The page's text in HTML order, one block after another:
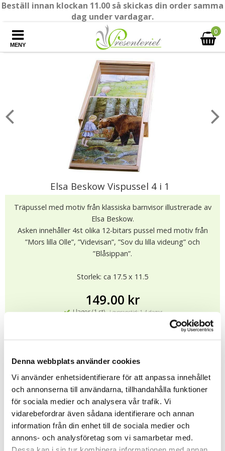
Denna webbplats använder cookies
Vi använder enhetsidentifierare för att anpassa innehållet
och annonserna till användarna, tillhandahålla funktioner
för sociala medier och analysera vår trafik. Vi
vidarebefordrar även sådana identifierare och annan
information från din enhet till de sociala medier och
annons- och analysföretag som vi samarbetar med.
Beställ innan klockan 11.00 så skickas din order samma
dag under vardagar.
MENY
0
Elsa Beskow Vispussel 4 i 1
Träpussel med motiv från klassiska barnvisor illustrerade av
Elsa Beskow.
Asken innehåller 4st olika 12-bitars pussel med motiv från
”Mors lilla Olle”, ”Videvisan”, ”Sov du lilla videung” och
”Blåsippan”.
Storlek: ca 17.5 x 11.5
149.00 kr
I lager (1 st)Leveranstid: 1-4 dagar
12183
Tipsa
Upptäck mer
Presenter till Barnet